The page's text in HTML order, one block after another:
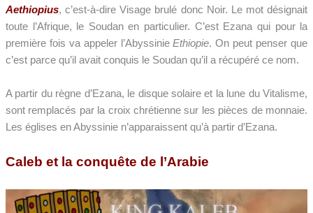
Aethiopius, c’est-à-dire Visage brulé donc Noir. Le mot désignait
toute l’Afrique, le Soudan en particulier. C’est Ezana qui pour la
première fois va appeler l’AbyssinieEthiopie. On peut penser que
c’est parce qu’il avait conquis le Soudan qu’il a récupéré ce nom.
A partir du règne d’Ezana, le disque solaire et la lune du Vitalisme,
sont remplacés par la croix chrétienne sur les pièces de monnaie.
Les églises en Abyssinie n’apparaissent qu’à partir d’Ezana.
Caleb et la conquête de l’Arabie